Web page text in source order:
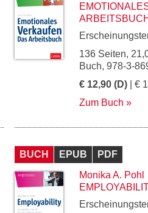
ARBEITSBUCH
136 Seiten,
Buch, 978-3-
€ 12,90 (D) | €
Zum Buch
BUCH EPUB
PDF
Monika A. Pohl